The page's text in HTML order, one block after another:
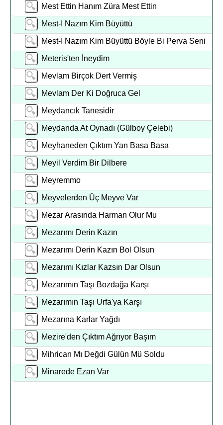
Mest Ettin Hanım Züra Mest Ettin
Mest-I Nazım Kim Büyüttü
Mest-İ Nazım Kim Büyüttü Böyle Bi Perva Seni
Meteris'ten İneydim
Mevlam Birçok Dert Vermiş
Mevlam Der Ki Doğruca Gel
Meydancık Tanesidir
Meydanda At Oynadı (Gülboy Çelebi)
Meyhaneden Çıktım Yan Basa Basa
Meyil Verdim Bir Dilbere
Meyremmo
Meyvelerden Üç Meyve Var
Mezar Arasında Harman Olur Mu
Mezarımı Derin Kazın
Mezarımı Derin Kazın Bol Olsun
Mezarımı Kızlar Kazsın Dar Olsun
Mezarımın Taşı Bozdağa Karşı
Mezarımın Taşı Urfa'ya Karşı
Mezarına Karlar Yağdı
Mezire'den Çıktım Ağrıyor Başım
Mihrican Mı Değdi Gülün Mü Soldu
Minarede Ezan Var